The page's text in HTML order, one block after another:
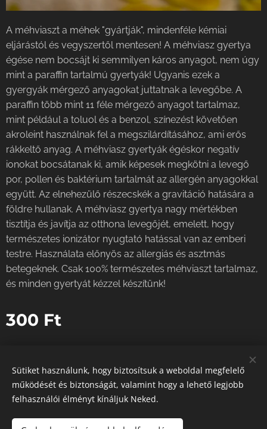
A méhviaszt a méhek "gyártják", mindenféle kémiai
eljárástól és vegyszertől mentesen! A méhviasz gyertya
égése nem bocsájt ki semmilyen káros anyagot, nem úgy
mint a paraffin tartalmú gyertyák! Ugyanis ezek a
gyergyák mérgező anyagokat juttatnak a levegőbe. A
paraffin több mint 11 féle mérgező anyagot tartalmaz,
mint például a toluol és a benzol, színezést követően
akroleint használnak fel a megszilárdításához, ami erős
rákkeltő anyag. A méhviasz gyertyák égéskor negatív
ionokat bocsátanak ki, amik képesek megkötni a levegő
por, pollen és baktérium tartalmát az allergén anyagokkal
együtt. Az elnehezülő részecskék a gravitáció hatására a
földre hullanak. A méhviasz gyertya nagy mértékben
tisztítja és javítja az otthona levegőjét, emelett, hogy
természetes ionizátor nyugtató hatással van az emberi
testre. Használata előnyös az allergiás és asztmás
betegeknek. Csak 100% természetes méhviaszt tartalmaz,
és minden gyertyát kézzel készítünk!
300 Ft
Instagram facebook
Sütiket használunk, hogy biztosítsuk a weboldal megfelelő
működését és biztonságát, valamint hogy a lehető legjobb
felhasználói élményt kínáljuk Neked.